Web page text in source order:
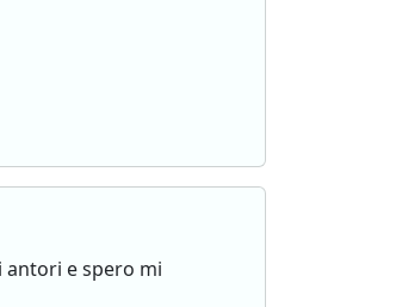
antori e spero mi